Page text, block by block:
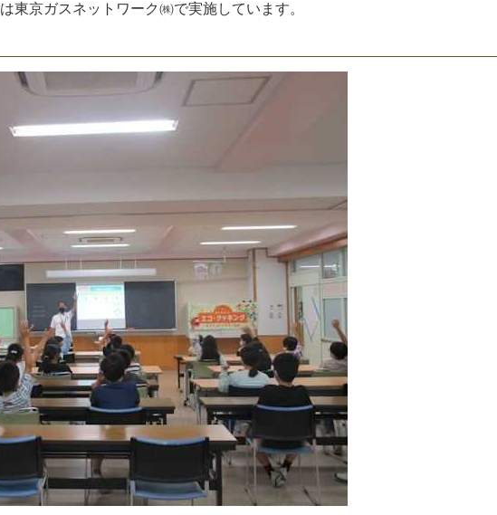
は東京ガスネッ ト ワーク㈱で実施してい ま す。